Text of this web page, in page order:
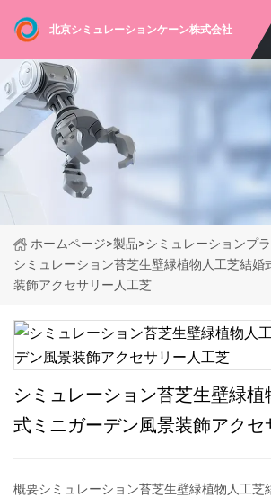
北京シミュレーションケーン株式会社
ホームページ>製品>シミュレーションプ
シミュレーション苔芝生壁緑植物人工芝結婚
装飾アクセサリー人工芝
シミュレーション苔芝生壁緑
式ミニガーデン風景装飾アクセ
概要シミュレーション苔芝生壁緑植物人工芝